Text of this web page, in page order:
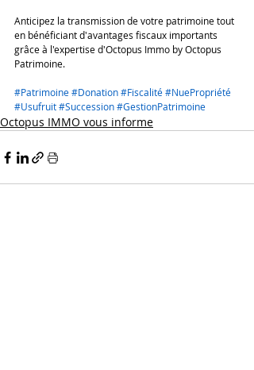
Anticipez la transmission de votre patrimoine tout
en bénéficiant d'avantages fiscaux importants
grâce à l'expertise d'Octopus Immo by Octopus
Patrimoine.
#Patrimoine#Donation#Fiscalité#NuePropriété
#Usufruit#Succession#GestionPatrimoine
Octopus IMMO vous informe